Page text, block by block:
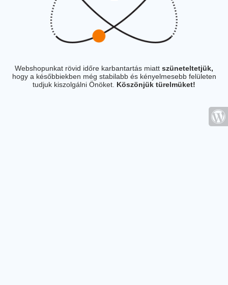
Webshopunkat rövid időre karbantartás miatt szüneteltetjük,
hogy a későbbiekben még stabilabb és kényelmesebb felületen
tudjuk kiszolgálni Önöket. Köszönjük türelmüket!